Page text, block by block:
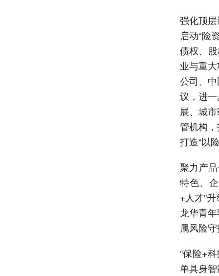
强化顶
启动“险
债权、
业与重
公司、
议，进
展、城
管机构
打造“以
聚力产
特色、
+人才”
龙华青
属风险
“保险+
单具身